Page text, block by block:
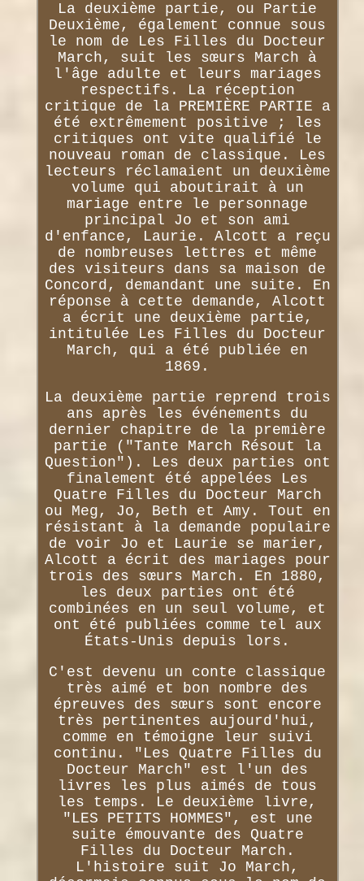
La deuxième partie, ou Partie
Deuxième, également connue sous
le nom de Les Filles du Docteur
March, suit les sœurs March à
l'âge adulte et leurs mariages
respectifs. La réception
critique de la PREMIÈRE PARTIE a
été extrêmement positive ; les
critiques ont vite qualifié le
nouveau roman de classique. Les
lecteurs réclamaient un deuxième
volume qui aboutirait à un
mariage entre le personnage
principal Jo et son ami
d'enfance, Laurie. Alcott a reçu
de nombreuses lettres et même
des visiteurs dans sa maison de
Concord, demandant une suite. En
réponse à cette demande, Alcott
a écrit une deuxième partie,
intitulée Les Filles du Docteur
March, qui a été publiée en
1869.
La deuxième partie reprend trois
ans après les événements du
dernier chapitre de la première
partie ("Tante March Résout la
Question"). Les deux parties ont
finalement été appelées Les
Quatre Filles du Docteur March
ou Meg, Jo, Beth et Amy. Tout en
résistant à la demande populaire
de voir Jo et Laurie se marier,
Alcott a écrit des mariages pour
trois des sœurs March. En 1880,
les deux parties ont été
combinées en un seul volume, et
ont été publiées comme tel aux
États-Unis depuis lors.
C'est devenu un conte classique
très aimé et bon nombre des
épreuves des sœurs sont encore
très pertinentes aujourd'hui,
comme en témoigne leur suivi
continu. "Les Quatre Filles du
Docteur March" est l'un des
livres les plus aimés de tous
les temps. Le deuxième livre,
"LES PETITS HOMMES", est une
suite émouvante des Quatre
Filles du Docteur March.
L'histoire suit Jo March,